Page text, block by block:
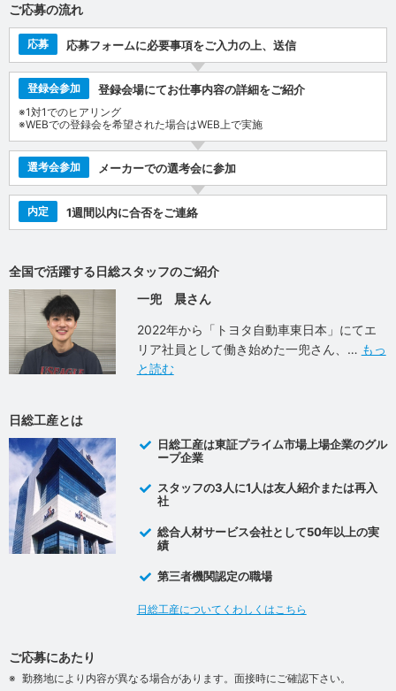
ご応募の流れ
応募 応募フォームに必要事項をご入力の上、送信
登録会参加 登録会場にてお仕事内容の詳細をご紹介
※1対1でのヒアリング
※WEBでの登録会を希望された場合はWEB上で実施
選考会参加 メーカーでの選考会に参加
内定 1週間以内に合否をご連絡
全国で活躍する日総スタッフのご紹介
一兜 晨さん
2022年から「トヨタ自動車東日本」にてエ
リア社員として働き始めた一兜さん、
もっ
と読む
日総工産とは
日総工産は東証プライム市場上場企業のグル
ープ企業
スタッフの3人に1人は友人紹介または再入
社
総合人材サービス会社として50年以上の実
績
第三者機関認定の職場
日総工産についてくわしくはこちら
ご応募にあたり
勤務地により内容が異なる場合があります。面接時にご確認下さい。